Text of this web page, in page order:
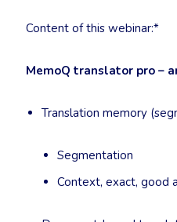
Content of this webinar:*
MemoQ translator pro –
Translation memory
Segmentation
Context, exact, good